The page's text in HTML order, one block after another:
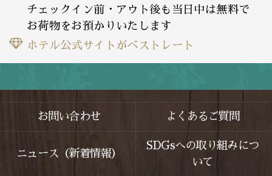
チェックイン前・アウト後も当日中は無料で
お荷物をお預かりいたします
ホテル公式サイトがベストレート
お問い合わせ よくあるご質問
ニュース（新着情報）
SDGsへの取り組みにつ
いて